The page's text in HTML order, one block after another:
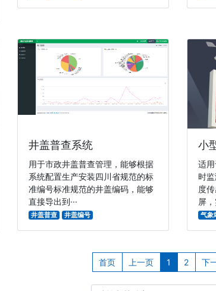
井盖普查系统
用于市政井盖普查管理，能够根据
系统配置生产安装四川省规范的标
准编号标准规范的井盖编码，能够
直接导出到···
井盖普查 井盖编号
小
适
时
度
屏，
气象
首页 上一页 1 2 下